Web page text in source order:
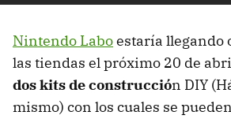
Nintendo Laboestaría llegando
las tiendas el próximo 20 de
dos kits de construcción DIY
mismo) con los cuales se